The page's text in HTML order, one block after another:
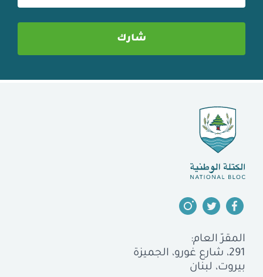
المقرّ العام:
291، شارع غورو، الجميزة
بيروت، لبنان